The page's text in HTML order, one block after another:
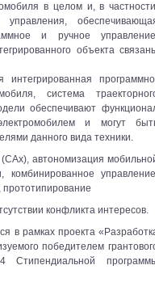
в целом и, в
и ручное
объекта
интегрированная
система
обеспечивают
и могут
данного вида техники.
автономизация
прототипирование
конфликта интересов.
в рамках проекта
победителем
Стипендиальной